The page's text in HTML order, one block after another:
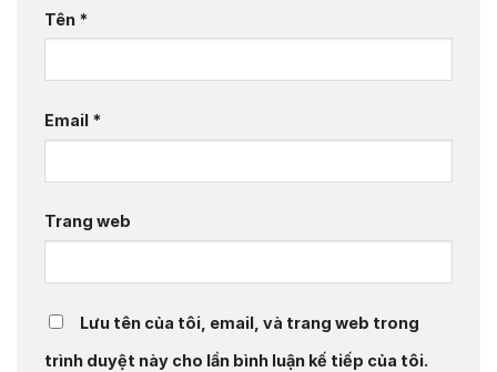
Tên *
Email *
Trang web
Lưu tên của tôi, email, và trang web trong
trình duyệt này cho lần bình luận kế tiếp của tôi.